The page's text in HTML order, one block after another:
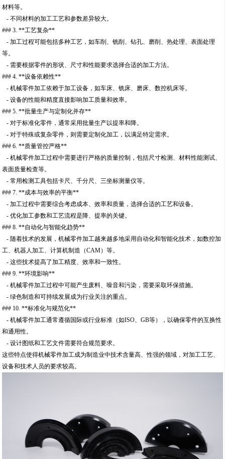
材料等。
- 不同材料的加工工艺和参数差异较大。
### 3. **工艺复杂**
- 加工过程可能包括多种工艺，如车削、铣削、钻孔、磨削、热处理、表面处理
等。
- 需要根据零件的形状、尺寸和性能要求选择合适的加工方法。
### 4. **设备依赖性**
- 机械零件加工依赖于加工设备，如车床、铣床、磨床、数控机床等。
- 设备的性能和精度直接影响加工质量和效率。
### 5. **批量生产与定制化并存**
- 对于标准化零件，通常采用批量生产以提率和降。
- 对于特殊或复杂零件，则需要定制化加工，以满足特定需求。
### 6. **质量管控严格**
- 机械零件加工过程中需要进行严格的质量控制，包括尺寸检测、材料性能测试、
表面质量检查等。
- 常用检测工具包括卡尺、千分尺、三坐标测量仪等。
### 7. **成本与效率的平衡**
- 加工过程中需要综合考虑成本、效率和质量，选择合适的工艺和设备。
- 优化加工参数和工艺流程是降、提率的关键。
### 8. **自动化与智能化趋势**
- 随着技术的发展，机械零件加工越来越多地采用自动化和智能化技术，如数控加
工、机器人加工、计算机制造（CAM）等。
- 这些技术提高了加工精度、效率和一致性。
### 9. **环境影响**
- 机械零件加工过程中可能产生废料、噪音和污染，需要采取环保措施。
- 绿色制造和可持续发展成为行业关注的重点。
### 10. **标准化与规范化**
- 机械零件加工通常遵循国际或行业标准（如ISO、GB等），以确保零件的互换性
和通用性。
- 设计图纸和工艺文件需要符合规范要求。
这些特点使得机械零件加工成为制造业中技术含量高、性强的领域，对加工工艺、
设备和技术人员的要求较高。